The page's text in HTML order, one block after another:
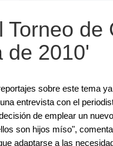
Torneo de
de 2010'
sobre este tema
entrevista con el
de emplear un
son hijos míso",
adaptarse a las